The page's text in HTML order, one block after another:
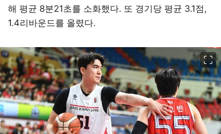
해 평균 8분21초를 소화했다. 또 경기당 평균 3.1점,
1.4리바운드를 올렸다.